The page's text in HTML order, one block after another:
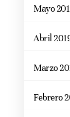
Mayo
Abril
Marzo
Febrero